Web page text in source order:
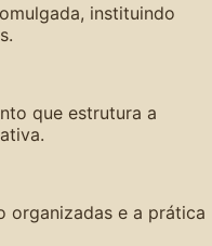
instituindo
que estrutura a
organizadas e a prática